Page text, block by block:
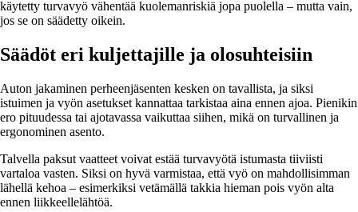
käytetty turvavyö vähentää kuolemanriskiä jopa puolella – mutta vain,
jos se on säädetty oikein.
Säädöt eri kuljettajille ja olosuhteisiin
Auton jakaminen perheenjäsenten kesken on tavallista, ja siksi
istuimen ja vyön asetukset kannattaa tarkistaa aina ennen ajoa. Pienikin
ero pituudessa tai ajotavassa vaikuttaa siihen, mikä on turvallinen ja
ergonominen asento.
Talvella paksut vaatteet voivat estää turvavyötä istumasta tiiviisti
vartaloa vasten. Siksi on hyvä varmistaa, että vyö on mahdollisimman
lähellä kehoa – esimerkiksi vetämällä takkia hieman pois vyön alta
ennen liikkeellelähtöä.